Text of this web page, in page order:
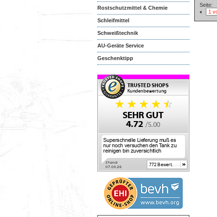
Rostschutzmittel & Chemie
Schleifmittel
Schweißtechnik
AU-Geräte Service
Geschenktipp
Seite: